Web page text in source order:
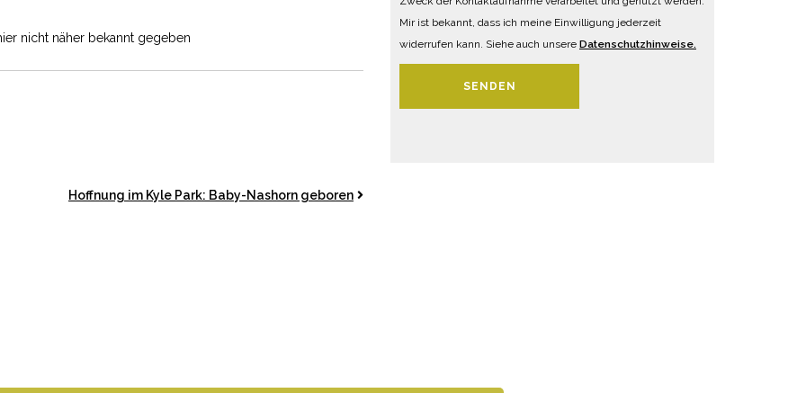
nicht näher bekannt gegeben
Hoffnung im Kyle Park: Baby-Nashorn geboren
Mir ist bekannt, dass ich meine Einwilligung jederzeit
widerrufen kann. Siehe auch unsere Datenschutzhinweise.
SENDEN